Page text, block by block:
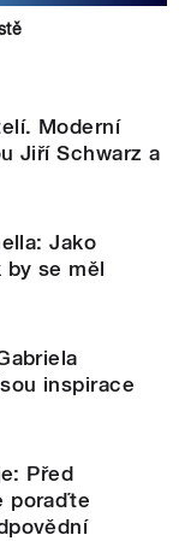
Moderní
Jiří Schwarz a
Jako
by se měl
inspirace
Před
poraďte